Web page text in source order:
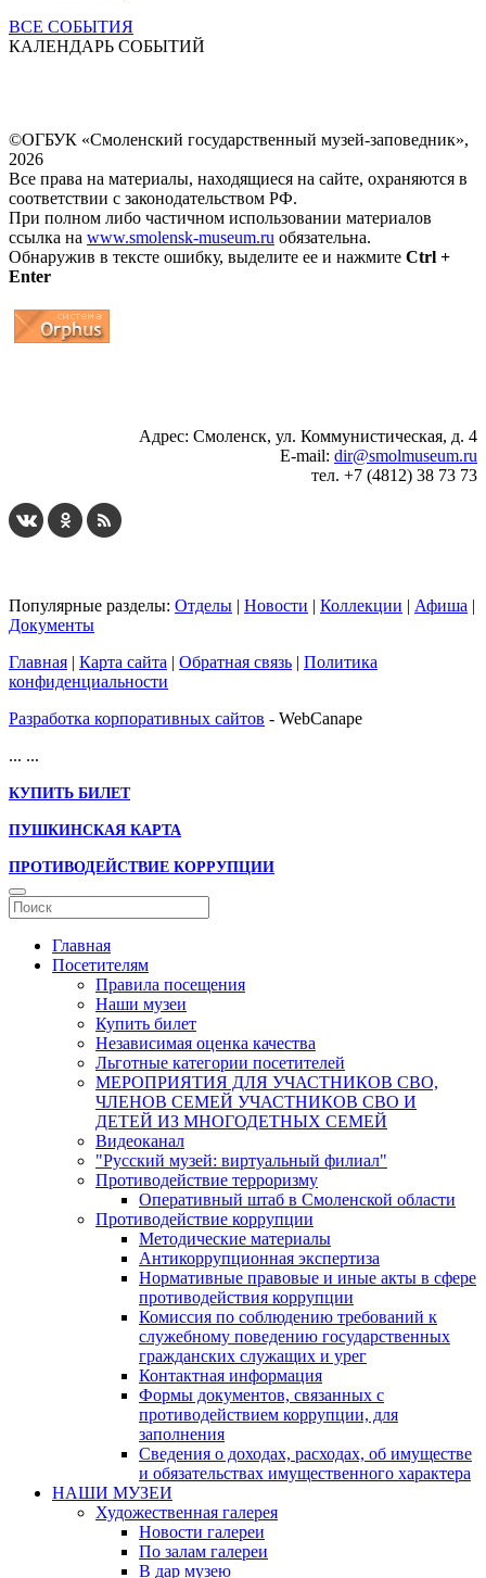
ВСЕ СОБЫТИЯ
КАЛЕНДАРЬ СОБЫТИЙ
©ОГБУК «Смоленский государственный музей-заповедник»,
2026
Все права на материалы, находящиеся на сайте, охраняются в
соответствии с законодательством РФ.
При полном либо частичном использовании материалов
ссылка на www.smolensk-museum.ru обязательна.
Обнаружив в тексте ошибку, выделите ее и нажмите Ctrl +
Enter
Адрес: Смоленск, ул. Коммунистическая, д. 4
E-mail: dir@smolmuseum.ru
тел. +7 (4812) 38 73 73
Популярные разделы: Отделы | Новости | Коллекции | Афиша |
Документы
Главная | Карта сайта | Обратная связь | Политика
конфиденциальности
Разработка корпоративных сайтов - WebCanape
... ...
КУПИТЬ БИЛЕТ
ПУШКИНСКАЯ КАРТА
ПРОТИВОДЕЙСТВИЕ КОРРУПЦИИ
Главная
Посетителям
Правила посещения
Наши музеи
Купить билет
Независимая оценка качества
Льготные категории посетителей
МЕРОПРИЯТИЯ ДЛЯ УЧАСТНИКОВ СВО,
ЧЛЕНОВ СЕМЕЙ УЧАСТНИКОВ СВО И
ДЕТЕЙ ИЗ МНОГОДЕТНЫХ СЕМЕЙ
Видеоканал
"Русский музей: виртуальный филиал"
Противодействие терроризму
Оперативный штаб в Смоленской области
Противодействие коррупции
Методические материалы
Антикоррупционная экспертиза
Нормативные правовые и иные акты в сфере
противодействия коррупции
Комиссия по соблюдению требований к
служебному поведению государственных
гражданских служащих и урег
Контактная информация
Формы документов, связанных с
противодействием коррупции, для
заполнения
Сведения о доходах, расходах, об имуществе
и обязательствах имущественного характера
НАШИ МУЗЕИ
Художественная галерея
Новости галереи
По залам галереи
В дар музею